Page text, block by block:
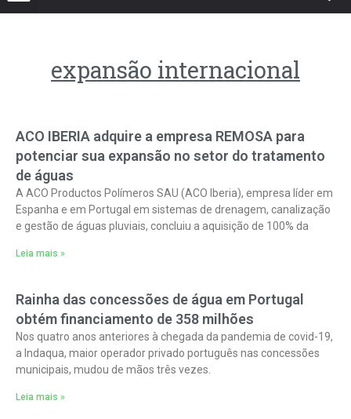
expansão internacional
ACO IBERIA adquire a empresa REMOSA para
potenciar sua expansão no setor do tratamento
de águas
A ACO Productos Polímeros SAU (ACO Iberia), empresa líder em
Espanha e em Portugal em sistemas de drenagem, canalização
e gestão de águas pluviais, concluiu a aquisição de 100% da
Leia mais »
Rainha das concessões de água em Portugal
obtém financiamento de 358 milhões
Nos quatro anos anteriores à chegada da pandemia de covid-19,
a Indaqua, maior operador privado português nas concessões
municipais, mudou de mãos três vezes.
Leia mais »